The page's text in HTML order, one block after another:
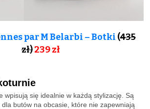
par M Belarbi – Botki (435
zł)239 zł
wpisują się idealnie w każdą stylizację. Są
butów na obcasie, które nie zapewniają